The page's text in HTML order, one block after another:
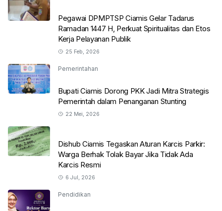
Pegawai DPMPTSP Ciamis Gelar Tadarus
Ramadan 1447 H, Perkuat Spiritualitas dan Etos
Kerja Pelayanan Publik
25 Feb, 2026
Pemerintahan
Bupati Ciamis Dorong PKK Jadi Mitra Strategis
Pemerintah dalam Penanganan Stunting
22 Mei, 2026
Dishub Ciamis Tegaskan Aturan Karcis Parkir:
Warga Berhak Tolak Bayar Jika Tidak Ada
Karcis Resmi
6 Jul, 2026
Pendidikan